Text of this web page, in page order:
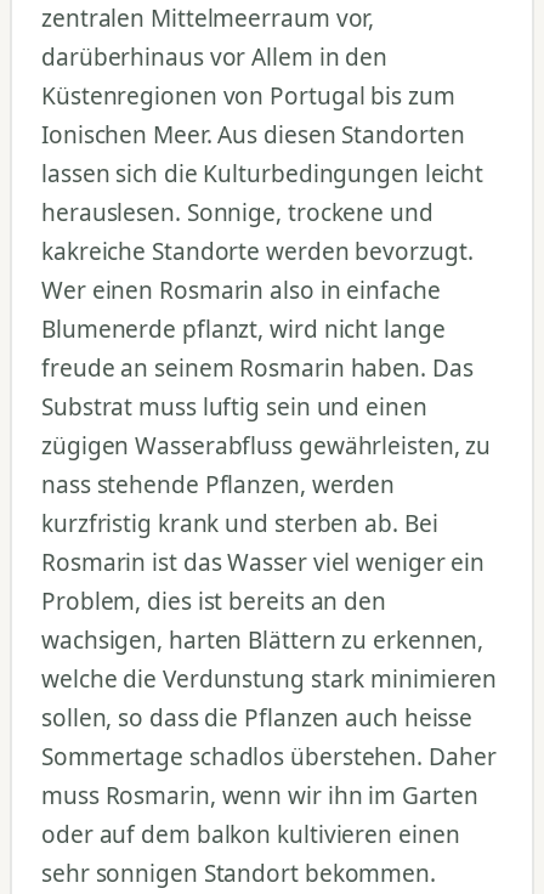
zentralen Mittelmeerraum vor,
darüberhinaus vor Allem in den
Küstenregionen von Portugal bis zum
Ionischen Meer. Aus diesen Standorten
lassen sich die Kulturbedingungen leicht
herauslesen. Sonnige, trockene und
kakreiche Standorte werden bevorzugt.
Wer einen Rosmarin also in einfache
Blumenerde pflanzt, wird nicht lange
freude an seinem Rosmarin haben. Das
Substrat muss luftig sein und einen
zügigen Wasserabfluss gewährleisten, zu
nass stehende Pflanzen, werden
kurzfristig krank und sterben ab. Bei
Rosmarin ist das Wasser viel weniger ein
Problem, dies ist bereits an den
wachsigen, harten Blättern zu erkennen,
welche die Verdunstung stark minimieren
sollen, so dass die Pflanzen auch heisse
Sommertage schadlos überstehen. Daher
muss Rosmarin, wenn wir ihn im Garten
oder auf dem balkon kultivieren einen
sehr sonnigen Standort bekommen.